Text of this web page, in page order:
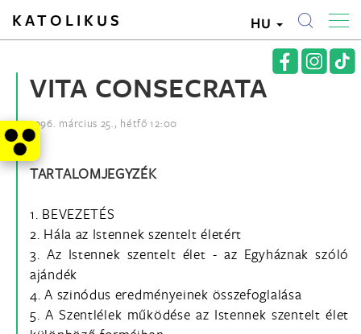
KATOLIKUS HU
VITA CONSECRATA
1996. március 25., hétfő 12:00
TARTALOMJEGYZÉK
1. BEVEZETÉS
2. Hála az Istennek szentelt életért
3. Az Istennek szentelt élet - az Egyháznak szóló
ajándék
4. A szinódus eredményeinek összefoglalása
5. A Szentlélek működése az Istennek szentelt élet